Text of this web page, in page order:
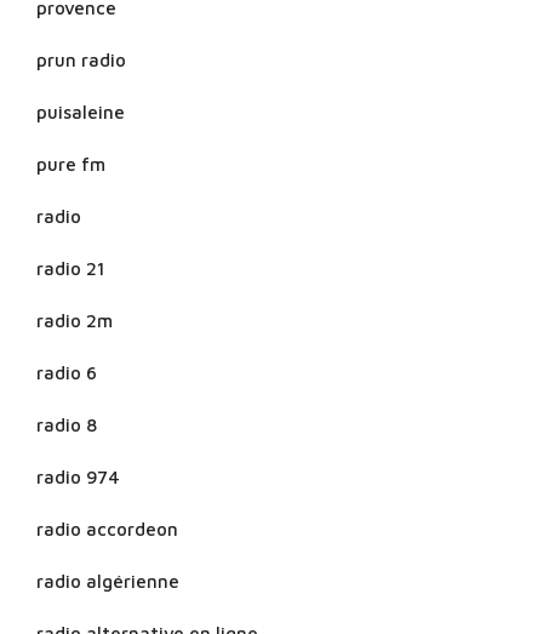
provence
prun radio
puisaleine
pure fm
radio
radio 21
radio 2m
radio 6
radio 8
radio 974
radio accordeon
radio algérienne